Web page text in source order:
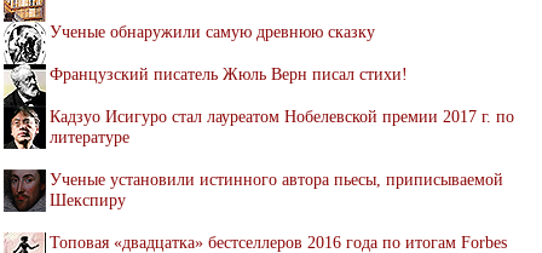
Ученые обнаружили самую древнюю сказку
Французский писатель Жюль Верн писал стихи!
Кадзуо Исигуро стал лауреатом Нобелевской премии 2017 г. по
литературе
Ученые установили истинного автора пьесы, приписываемой
Шекспиру
Топовая «двадцатка» бестселлеров 2016 года по итогам Forbes